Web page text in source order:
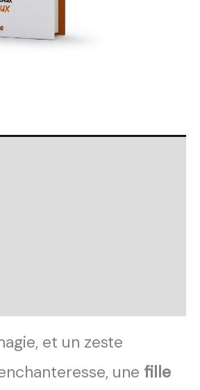
et un zeste
une fille